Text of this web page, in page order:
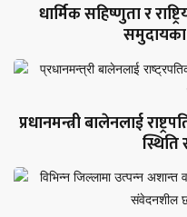
धार्मिक सहिष्णुता र
प्रधानमन्त्री बालेनलाई
स्थिति